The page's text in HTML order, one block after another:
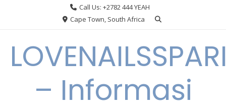
Call Us: +2782 444 YEAH
Cape Town, South Africa
– Informasi